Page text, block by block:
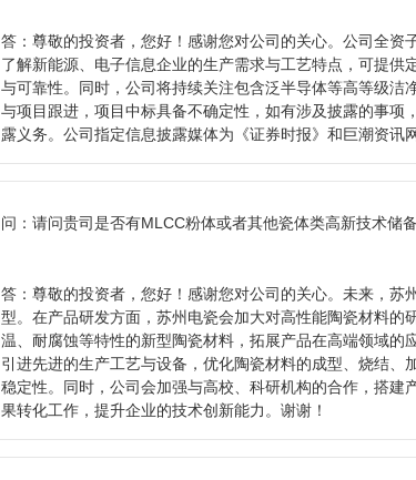
答： 尊敬的投资者，您好！感谢您对公司的关心。公司全资
了解新能源、电子信息企业的生产需求与工艺特点，可提供
与可靠性。同时，公司将持续关注包含泛半导体等高等级洁
与项目跟进，项目中标具备不确定性，如有涉及披露的事项
露义务。公司指定信息披露媒体为《证券时报》和巨潮资讯
问： 请问贵司是否有MLCC粉体或者其他瓷体类高新技术储备
答： 尊敬的投资者，您好！感谢您对公司的关心。未来，苏
型。在产品研发方面，苏州电瓷会加大对高性能陶瓷材料的
温、耐腐蚀等特性的新型陶瓷材料，拓展产品在高端领域的
引进先进的生产工艺与设备，优化陶瓷材料的成型、烧结、
稳定性。同时，公司会加强与高校、科研机构的合作，搭建
果转化工作，提升企业的技术创新能力。谢谢！